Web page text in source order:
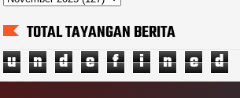
TOTAL TAYANGAN BERITA
u n d e f i n e d